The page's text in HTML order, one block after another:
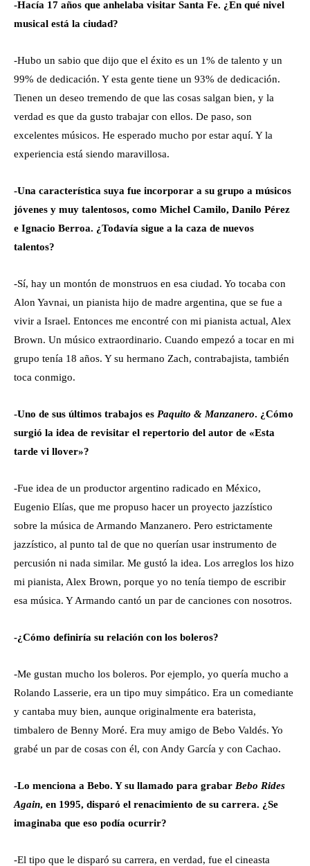
-Hacía 17 años que anhelaba visitar Santa Fe. ¿En qué nivel
musical está la ciudad?
-Hubo un sabio que dijo que el éxito es un 1% de talento y un
99% de dedicación. Y esta gente tiene un 93% de dedicación.
Tienen un deseo tremendo de que las cosas salgan bien, y la
verdad es que da gusto trabajar con ellos. De paso, son
excelentes músicos. He esperado mucho por estar aquí. Y la
experiencia está siendo maravillosa.
-Una característica suya fue incorporar a su grupo a músicos
jóvenes y muy talentosos, como Michel Camilo, Danilo Pérez
e Ignacio Berroa. ¿Todavía sigue a la caza de nuevos
talentos?
-Sí, hay un montón de monstruos en esa ciudad. Yo tocaba con
Alon Yavnai, un pianista hijo de madre argentina, que se fue a
vivir a Israel. Entonces me encontré con mi pianista actual, Alex
Brown. Un músico extraordinario. Cuando empezó a tocar en mi
grupo tenía 18 años. Y su hermano Zach, contrabajista, también
toca conmigo.
-Uno de sus últimos trabajos es Paquito & Manzanero. ¿Cómo
surgió la idea de revisitar el repertorio del autor de «Esta
tarde vi llover»?
-Fue idea de un productor argentino radicado en México,
Eugenio Elías, que me propuso hacer un proyecto jazzístico
sobre la música de Armando Manzanero. Pero estrictamente
jazzístico, al punto tal de que no querían usar instrumento de
percusión ni nada similar. Me gustó la idea. Los arreglos los hizo
mi pianista, Alex Brown, porque yo no tenía tiempo de escribir
esa música. Y Armando cantó un par de canciones con nosotros.
-¿Cómo definiría su relación con los boleros?
-Me gustan mucho los boleros. Por ejemplo, yo quería mucho a
Rolando Lasserie, era un tipo muy simpático. Era un comediante
y cantaba muy bien, aunque originalmente era baterista,
timbalero de Benny Moré. Era muy amigo de Bebo Valdés. Yo
grabé un par de cosas con él, con Andy García y con Cachao.
-Lo menciona a Bebo. Y su llamado para grabar Bebo Rides
Again, en 1995, disparó el renacimiento de su carrera. ¿Se
imaginaba que eso podía ocurrir?
-El tipo que le disparó su carrera, en verdad, fue el cineasta